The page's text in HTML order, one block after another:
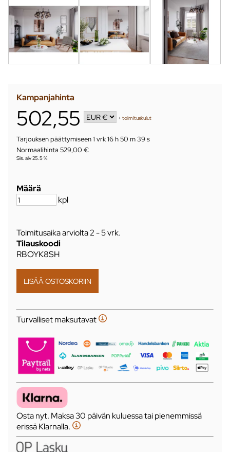
Kampanjahinta
502,55 +toimituskulut
Tarjouksen päättymiseen1 vrk 16 h 50 m 39 s
Normaalihinta 529,00 €
Sis. alv 25.5 %
Määrä
kpl
Toimitusaika arviolta2 - 5 vrk.
Tilauskoodi
RBOYK8SH
Turvalliset maksutavat
Osta nyt. Maksa 30 päivän kuluessa tai pienemmissä
erissä Klarnalla.